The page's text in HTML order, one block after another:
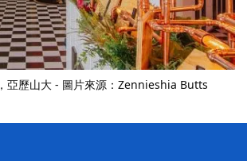
，亞歷山大 - 圖片來源：Zennieshia Butts